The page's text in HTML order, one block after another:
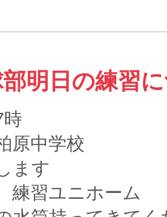
明日の練習
原中学校
ます
習ユニホーム